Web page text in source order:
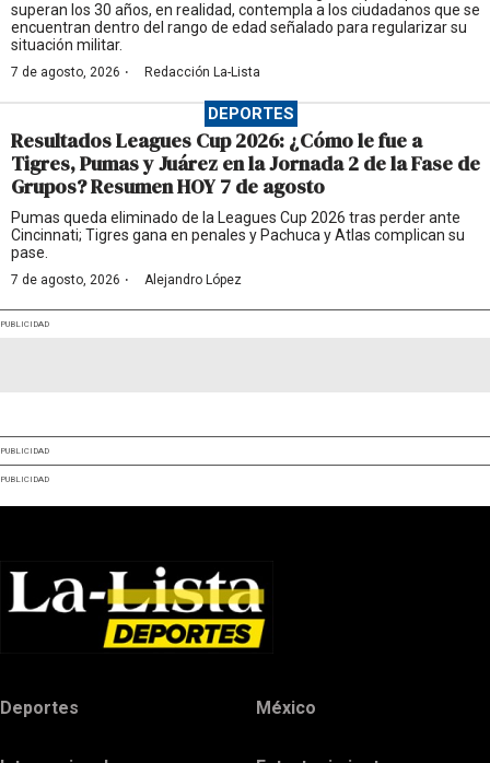
superan los 30 años, en realidad, contempla a los ciudadanos que se
encuentran dentro del rango de edad señalado para regularizar su
situación militar.
7 de agosto, 2026 · Redacción La-Lista
DEPORTES
Resultados Leagues Cup 2026: ¿Cómo le fue a
Tigres, Pumas y Juárez en la Jornada 2 de la Fase de
Grupos? Resumen HOY 7 de agosto
Pumas queda eliminado de la Leagues Cup 2026 tras perder ante
Cincinnati; Tigres gana en penales y Pachuca y Atlas complican su
pase.
7 de agosto, 2026 · Alejandro López
PUBLICIDAD
PUBLICIDAD
PUBLICIDAD
Deportes México